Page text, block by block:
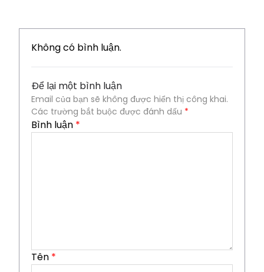
Không có bình luận.
Để lại một bình luận
Email của bạn sẽ không được hiển thị công khai.
Các trường bắt buộc được đánh dấu *
Bình luận *
Tên *